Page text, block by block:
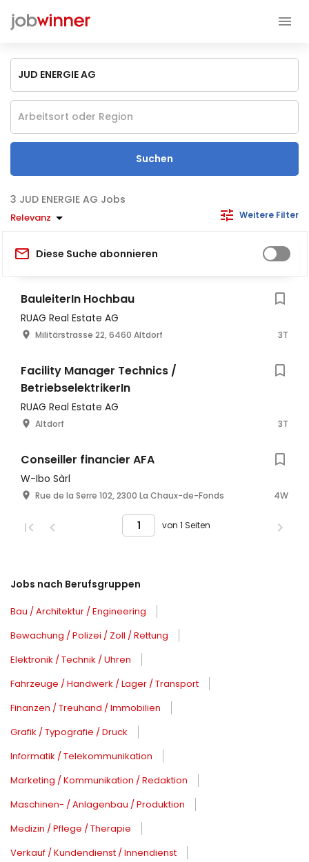
Suchen
JUD ENERGIE AG Jobs
Relevanz Weitere Filter
Diese Suche abonnieren
BauleiterIn Hochbau
RUAG Real Estate AG
Militärstrasse 22, 6460 Altdorf 3T
Facility Manager Technics /
BetriebselektrikerIn
RUAG Real Estate AG
Altdorf 3T
Conseiller financier AFA
W-Ibo Sàrl
Rue de la Serre 102, 2300 La Chaux-de-Fonds 4W
von 1 Seiten
Jobs nach Berufsgruppen
Bau / Architektur / Engineering
Bewachung / Polizei / Zoll / Rettung
Elektronik / Technik / Uhren
Fahrzeuge / Handwerk / Lager / Transport
Finanzen / Treuhand / Immobilien
Grafik / Typografie / Druck
Informatik / Telekommunikation
Marketing / Kommunikation / Redaktion
Maschinen- / Anlagenbau / Produktion
Medizin / Pflege / Therapie
Verkauf / Kundendienst / Innendienst